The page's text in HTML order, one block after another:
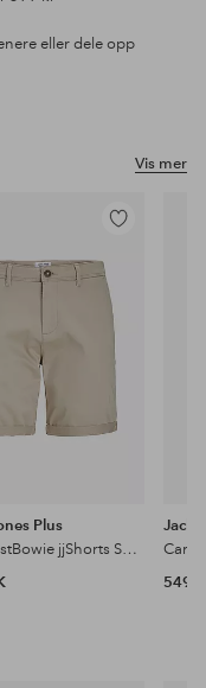
eller dele opp
Vis mer
Legg
favoritter
Plus
Shorts jpstBowie jjShorts Solid Srt SN Pls
Jack
549